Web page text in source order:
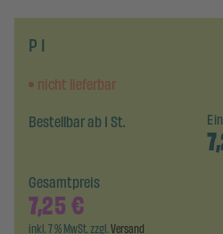
P 1
nicht lieferbar
Bestellbar ab 1 St.
Gesamtpreis
7,25€
inkl. 7 % MwSt. zzgl.Versand